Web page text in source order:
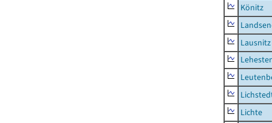
Könitz
Lichte